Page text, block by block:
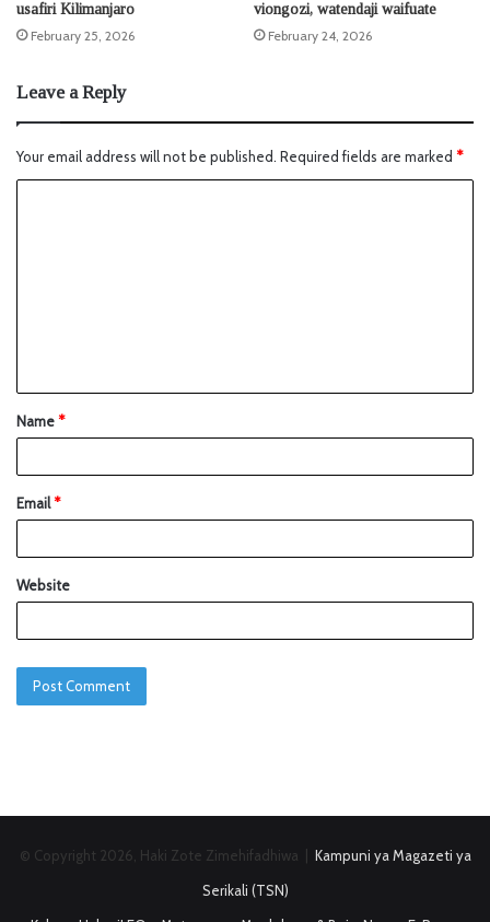
usafiri Kilimanjaro
February 25, 2026
viongozi, watendaji waifuate
February 24, 2026
Leave a Reply
Your email address will not be published. Required fields are marked *
Name*
Email*
Website
© Copyright 2026, Haki Zote Zimehifadhiwa | Kampuni ya Magazeti ya
Serikali (TSN)